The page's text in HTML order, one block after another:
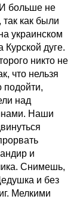
больше не
как были
украинском
дуге.
никто не
что нельзя
подойти,
над
Наши
и
Снимешь,
и без
Мелкими